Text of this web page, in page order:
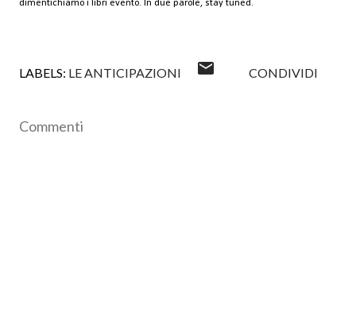
dimentichiamo i libri evento. In due parole, stay tuned.
LABELS: LE ANTICIPAZIONI CONDIVIDI
Commenti